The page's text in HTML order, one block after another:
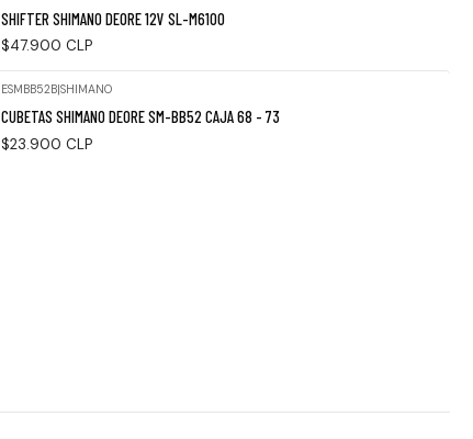
SHIFTER SHIMANO DEORE 12V SL-M6100
$47.900 CLP
ESMBB52B|SHIMANO
CUBETAS SHIMANO DEORE SM-BB52 CAJA 68 - 73
$23.900 CLP